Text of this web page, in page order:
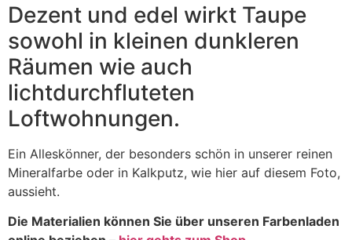
Dezent und edel wirkt Taupe
sowohl in kleinen dunkleren
Räumen wie auch
lichtdurchfluteten
Loftwohnungen.
Ein Alleskönner, der besonders schön in unserer reinen
Mineralfarbe oder in Kalkputz, wie hier auf diesem Foto,
aussieht.
Die Materialien können Sie über unseren Farbenladen